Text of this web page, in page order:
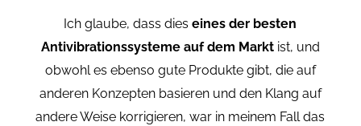
Ich glaube, dass dieseines der besten
Antivibrationssysteme auf dem Marktist, und
obwohl es ebenso gute Produkte gibt, die auf
anderen Konzepten basieren und den Klang auf
andere Weise korrigieren, war in meinem Fall das